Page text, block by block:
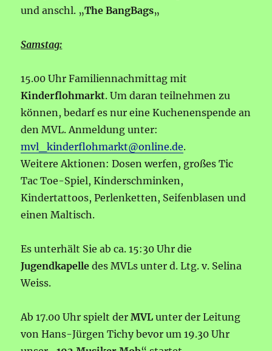
und anschl. „The BangBags„
Samstag:
15.00 Uhr Familiennachmittag mit
Kinderflohmarkt. Um daran teilnehmen zu
können, bedarf es nur eine Kuchenenspende an
den MVL. Anmeldung unter:
mvl_kinderflohmarkt@online.de.
Weitere Aktionen: Dosen werfen, großes Tic
Tac Toe-Spiel, Kinderschminken,
Kindertattoos, Perlenketten, Seifenblasen und
einen Maltisch.
Es unterhält Sie ab ca. 15:30 Uhr die
Jugendkapelle des MVLs unter d. Ltg. v. Selina
Weiss.
Ab 17.00 Uhr spielt derMVL unter der Leitung
von Hans-Jürgen Tichy bevor um 19.30 Uhr